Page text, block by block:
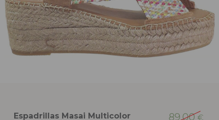
Espadrillas Masai Multicolor 89,00€